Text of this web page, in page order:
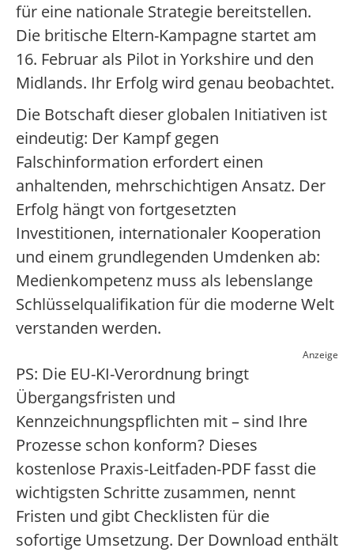
für eine nationale Strategie bereitstellen.
Die britische Eltern-Kampagne startet am
16. Februar als Pilot in Yorkshire und den
Midlands. Ihr Erfolg wird genau beobachtet.
Die Botschaft dieser globalen Initiativen ist
eindeutig: Der Kampf gegen
Falschinformation erfordert einen
anhaltenden, mehrschichtigen Ansatz. Der
Erfolg hängt von fortgesetzten
Investitionen, internationaler Kooperation
und einem grundlegenden Umdenken ab:
Medienkompetenz muss als lebenslange
Schlüsselqualifikation für die moderne Welt
verstanden werden.
Anzeige
PS: Die EU-KI-Verordnung bringt
Übergangsfristen und
Kennzeichnungspflichten mit – sind Ihre
Prozesse schon konform? Dieses
kostenlose Praxis-Leitfaden-PDF fasst die
wichtigsten Schritte zusammen, nennt
Fristen und gibt Checklisten für die
sofortige Umsetzung. Der Download enthält